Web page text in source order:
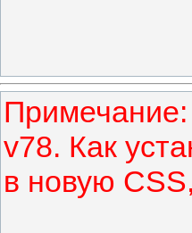
Примечание:
v78. Как
в новую